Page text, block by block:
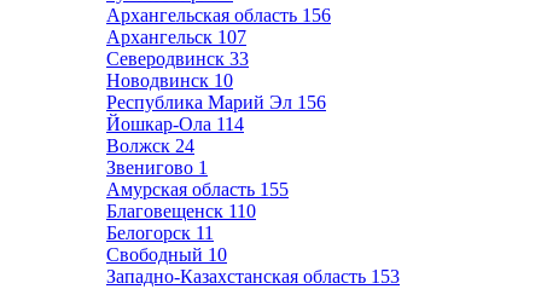
Архангельская область 156
Архангельск 107
Северодвинск 33
Новодвинск 10
Республика Марий Эл 156
Йошкар-Ола 114
Волжск 24
Звенигово 1
Амурская область 155
Благовещенск 110
Белогорск 11
Свободный 10
Западно-Казахстанская область 153